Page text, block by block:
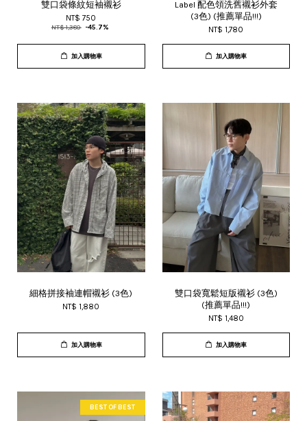
雙口袋條紋短袖襯衫
NT$ 750
NT$ 1,380 -45.7%
加入購物車
Label 配色領洗舊襯衫外套
(3色) (推薦單品!!!)
NT$ 1,780
加入購物車
細格拼接袖連帽襯衫 (3色)
NT$ 1,880
加入購物車
雙口袋寬鬆短版襯衫 (3色)
(推薦單品!!!)
NT$ 1,480
加入購物車
BEST OF BEST